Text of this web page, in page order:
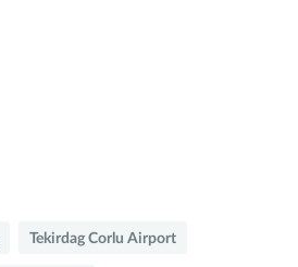
Tekirdag Corlu Airport